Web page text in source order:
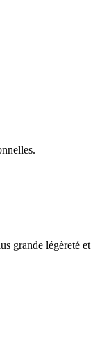
grande légèreté